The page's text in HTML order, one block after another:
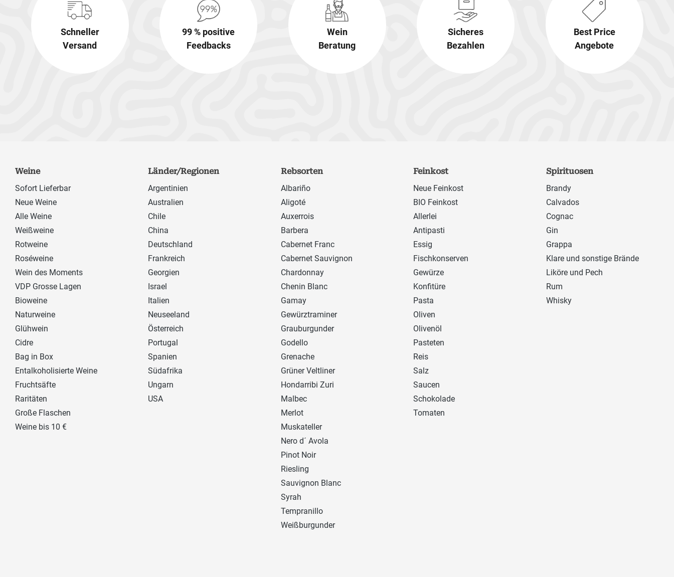
Schneller
Versand
99 % positive
Feedbacks
Wein
Beratung
Sicheres
Bezahlen
Best Price
Angebote
Weine
Sofort Lieferbar
Neue Weine
Alle Weine
Weißweine
Rotweine
Roséweine
Wein des Moments
VDP Grosse Lagen
Bioweine
Naturweine
Glühwein
Cidre
Bag in Box
Entalkoholisierte Weine
Fruchtsäfte
Raritäten
Große Flaschen
Weine bis 10 €
Länder/Regionen
Argentinien
Australien
Chile
China
Deutschland
Frankreich
Georgien
Israel
Italien
Neuseeland
Österreich
Portugal
Spanien
Südafrika
Ungarn
USA
Rebsorten
Albariño
Aligoté
Auxerrois
Barbera
Cabernet Franc
Cabernet Sauvignon
Chardonnay
Chenin Blanc
Gamay
Gewürztraminer
Grauburgunder
Godello
Grenache
Grüner Veltliner
Hondarribi Zuri
Malbec
Merlot
Muskateller
Nero d´ Avola
Pinot Noir
Riesling
Sauvignon Blanc
Syrah
Tempranillo
Weißburgunder
Feinkost
Neue Feinkost
BIO Feinkost
Allerlei
Antipasti
Essig
Fischkonserven
Gewürze
Konfitüre
Pasta
Oliven
Olivenöl
Pasteten
Reis
Salz
Saucen
Schokolade
Tomaten
Spirituosen
Brandy
Calvados
Cognac
Gin
Grappa
Klare und sonstige Brände
Liköre und Pech
Rum
Whisky